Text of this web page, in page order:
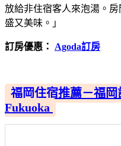
放給非住宿客人來泡湯。
盛又美味。」
訂房優惠： Agoda訂房
福岡住宿推薦－福
Fukuoka